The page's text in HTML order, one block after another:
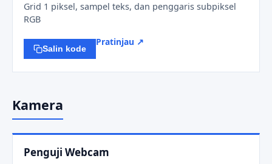
Grid 1 piksel, sampel teks, dan penggaris subpiksel
RGB
Salin kode
Pratinjau ↗
Kamera
Penguji Webcam